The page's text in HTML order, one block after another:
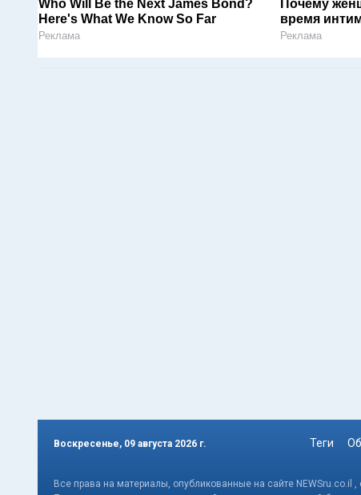
Who Will Be the Next James Bond?
Here's What We Know So Far
Реклама
Почему
время
Реклама
Воскресенье, 09 августа 2026 г. Теги
Все права на материалы, опубликованные на сайте NEWSru.co.il